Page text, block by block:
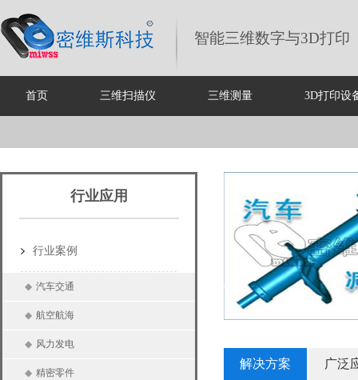
智能三维数字与3D打印
首页 三维扫描仪 三维测量 3D打印设
行业应用
行业案例
◆ 汽车交通
◆ 航空航海
◆ 风力发电
◆ 精密零件
解决方案 广泛